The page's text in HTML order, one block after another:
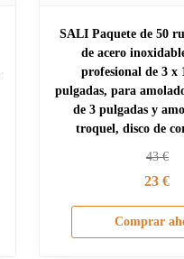
SALI Paquete de 50
de acero
profesional de 3 x
pulgadas, para
de 3 pulgadas y
troquel, disco de
43€
23 €
Comprar